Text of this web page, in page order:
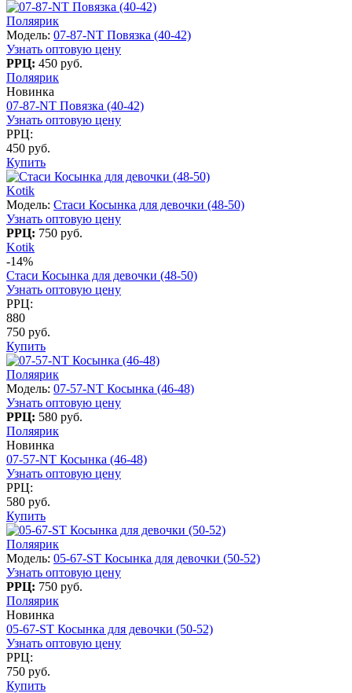
Поляярик
Модель: 07-87-NT Повязка (40-42)
Узнать оптовую цену
РРЦ: 450 руб.
Поляярик
Новинка
07-87-NT Повязка (40-42)
Узнать оптовую цену
РРЦ:
450 руб.
Купить
Kotik
Модель: Стаси Косынка для девочки (48-50)
Узнать оптовую цену
РРЦ: 750 руб.
Kotik
-14%
Стаси Косынка для девочки (48-50)
Узнать оптовую цену
РРЦ:
880
750 руб.
Купить
Поляярик
Модель: 07-57-NT Косынка (46-48)
Узнать оптовую цену
РРЦ: 580 руб.
Поляярик
Новинка
07-57-NT Косынка (46-48)
Узнать оптовую цену
РРЦ:
580 руб.
Купить
Поляярик
Модель: 05-67-ST Косынка для девочки (50-52)
Узнать оптовую цену
РРЦ: 750 руб.
Поляярик
Новинка
05-67-ST Косынка для девочки (50-52)
Узнать оптовую цену
РРЦ:
750 руб.
Купить